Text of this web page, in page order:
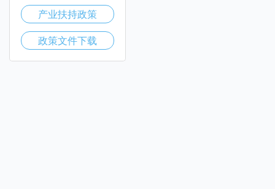
产业扶持政策
政策文件下载